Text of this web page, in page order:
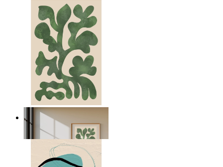
Nordic Green Forms
14,95 €